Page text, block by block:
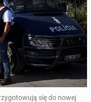
się do nowej